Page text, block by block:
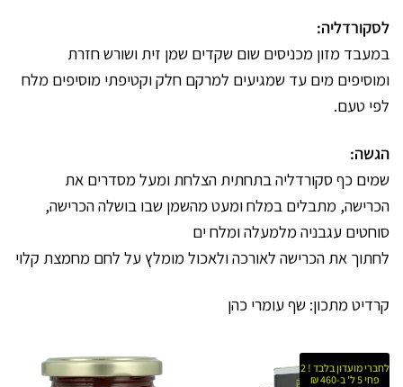
לסקורדליה:
במעבד מזון מכניסים שום שקדים שמן זית ושורש חזרת
ומוסיפים מים עד שמגיעים למרקם חלק וקטיפתי מוסיפים מלח
לפי טעם.
הגשה:
שמים כף סקורדליה בתחתית הצלחת ומעל מסדרים את
הכרישה, מתבלים במלח ומעט מהשמן שבו בושלה הכרישה,
סוחטים עגבניה מלמעלה ומלח ים
לחתוך את הכרישה לאורכה ולאכול מומלץ על לחם מחמצת קלוי
קרדיט מתכון: שף עומרי כהן
לחברי מועדון בלבד ! 2
פחי 5 ל' ב-460 ₪